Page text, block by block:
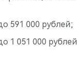
591 000 рублей;
1 051 000